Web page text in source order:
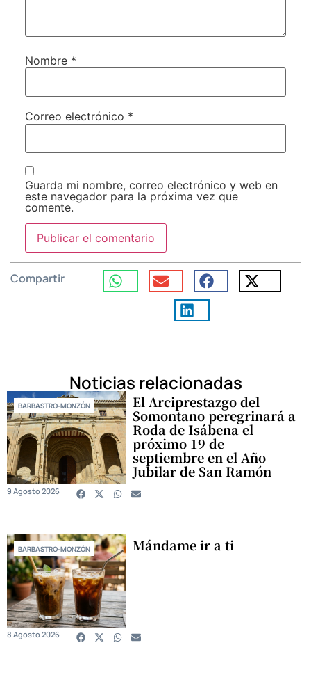
Nombre *
Correo electrónico *
Guarda mi nombre, correo electrónico y web en
este navegador para la próxima vez que
comente.
Compartir
Noticias relacionadas
BARBASTRO-MONZÓN El Arciprestazgo del
Somontano peregrinará a
Roda de Isábena el
próximo 19 de
septiembre en el Año
Jubilar de San Ramón
9 Agosto 2026
BARBASTRO-MONZÓN Mándame ir a ti
8 Agosto 2026